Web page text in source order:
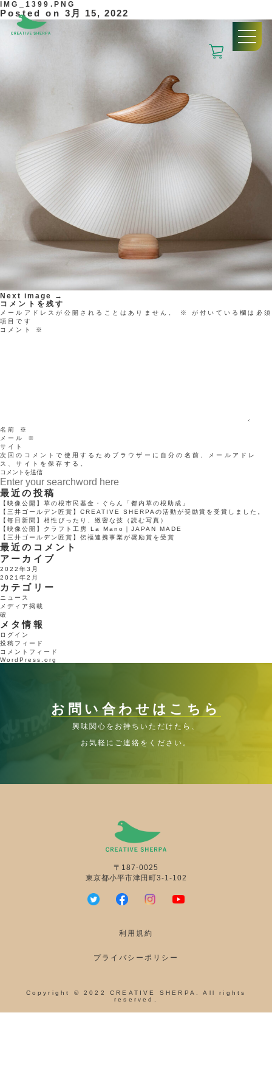
IMG_1399.PNG
Posted on 3月 15, 2022
Next image →
コメントを残す
メールアドレスが公開されることはありません。 ※
が付いている欄は必須
項目です
コメント ※
名前
※
メール
※
サイト
次回のコメントで使用するためブラウザーに自分の名前、メールアドレ
ス、サイトを保存する。
最近の投稿
【映像公開】草の根市民基金・ぐらん「都内草の根助成」
【三井ゴールデン匠賞】CREATIVE SHERPAの活動が奨励賞を受賞しました。
【毎日新聞】相性ぴったり、緻密な技（読む写真）
【映像公開】クラフト工房 La Mano｜JAPAN MADE
【三井ゴールデン匠賞】伝福連携事業が奨励賞を受賞
最近のコメント
アーカイブ
2022年3月
2021年2月
カテゴリー
ニュース
メディア掲載
破
メタ情報
ログイン
投稿フィード
コメントフィード
WordPress.org
お問い合わせはこちら
興味関心をお持ちいただけたら、
お気軽にご連絡をください。
〒187-0025
東京都小平市津田町3-1-102
利用規約
プライバシーポリシー
Copyright © 2022 CREATIVE SHERPA. All rights
reserved.